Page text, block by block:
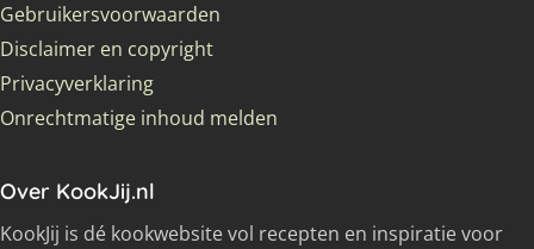
Gebruikersvoorwaarden
Disclaimer en copyright
Privacyverklaring
Onrechtmatige inhoud melden
Over KookJij.nl
KookJij is dé kookwebsite vol recepten en inspiratie voor